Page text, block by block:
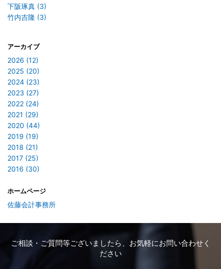
下阪琢真 (3)
竹内吉隆 (3)
アーカイブ
2026 (12)
2025 (20)
2024 (23)
2023 (27)
2022 (24)
2021 (29)
2020 (44)
2019 (19)
2018 (21)
2017 (25)
2016 (30)
ホームページ
佐藤会計事務所
ご相談・ご質問等ございましたら、お気軽にお問い合わせく
ださい